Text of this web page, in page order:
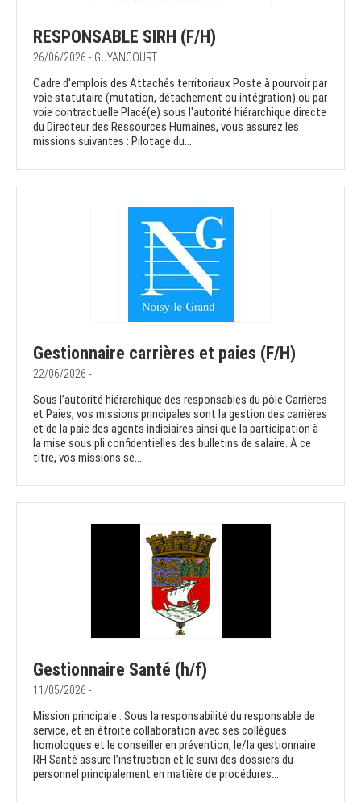
RESPONSABLE SIRH (F/H)
26/06/2026 - GUYANCOURT
Cadre d'emplois des Attachés territoriaux Poste à pourvoir par
voie statutaire (mutation, détachement ou intégration) ou par
voie contractuelle Placé(e) sous l'autorité hiérarchique directe
du Directeur des Ressources Humaines, vous assurez les
missions suivantes : Pilotage du...
Gestionnaire carrières et paies (F/H)
22/06/2026 -
Sous l’autorité hiérarchique des responsables du pôle Carrières
et Paies, vos missions principales sont la gestion des carrières
et de la paie des agents indiciaires ainsi que la participation à
la mise sous pli confidentielles des bulletins de salaire. À ce
titre, vos missions se...
Gestionnaire Santé (h/f)
11/05/2026 -
Mission principale : Sous la responsabilité du responsable de
service, et en étroite collaboration avec ses collègues
homologues et le conseiller en prévention, le/la gestionnaire
RH Santé assure l’instruction et le suivi des dossiers du
personnel principalement en matière de procédures...